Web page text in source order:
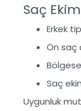
Saç
Erkek
Ön saç
Saç
Uygunluk